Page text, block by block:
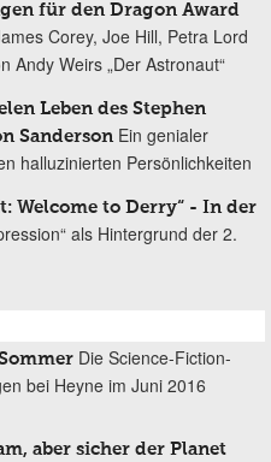
für den Dragon Award
Corey, Joe Hill, Petra Lord
Andy Weirs „Der Astronaut“
Leben des Stephen
Sanderson Ein genialer
halluzinierten Persönlichkeiten
Welcome to Derry“ - In der
als Hintergrund der 2.
Die Science-Fiction-
bei Heyne im Juni 2016
aber sicher der Planet